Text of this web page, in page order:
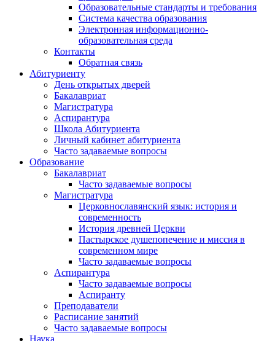
Образовательные стандарты и требования
Система качества образования
Электронная информационно-
образовательная среда
Контакты
Обратная связь
Абитуриенту
День открытых дверей
Бакалавриат
Магистратура
Аспирантура
Школа Абитуриента
Личный кабинет абитуриента
Часто задаваемые вопросы
Образование
Бакалавриат
Часто задаваемые вопросы
Магистратура
Церковнославянский язык: история и
современность
История древней Церкви
Пастырское душепопечение и миссия в
современном мире
Часто задаваемые вопросы
Аспирантура
Часто задаваемые вопросы
Аспиранту
Преподаватели
Расписание занятий
Часто задаваемые вопросы
Наука